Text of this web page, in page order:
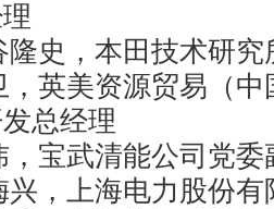
，本田技术研究
美资源贸易（中
总经理
宝武清能公司党委
上海电力股份有